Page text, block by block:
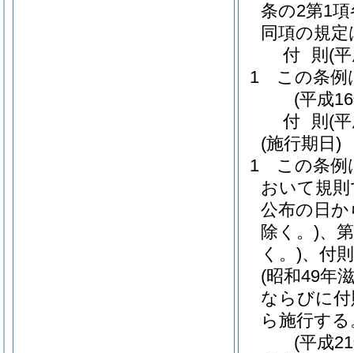
条の2第1
同項の規
付 則 (
1
この条例
(平成
付 則 (
(施行期日)
1
この条例
おいて規
公布の日か
除く。)、
く。)、付
(昭和49年
ならびに
ら施行する
(平成